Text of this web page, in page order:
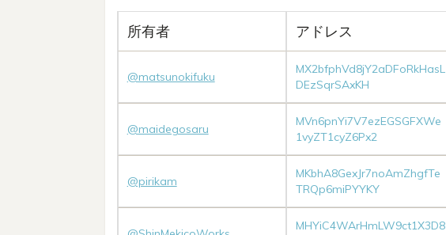
所有者 アドレス
@matsunokifuku
MX2bfphVd8jY2aDFoRkHasL
DEzSqrSAxKH
@maidegosaru
MVn6pnYi7V7ezEGSGFXWe
1vyZT1cyZ6Px2
@pirikam
MKbhA8GexJr7noAmZhgfTe
TRQp6miPYYKY
MHYiC4WArHmLW9ct1X3D8